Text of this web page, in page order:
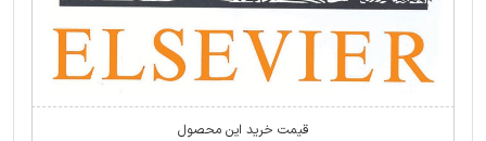
قیمت خرید این محصول